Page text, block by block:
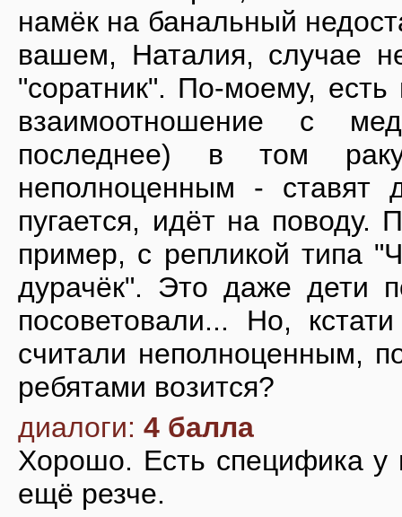
намёк на банальный
вашем, Наталия, случае
"соратник". По-моему,
взаимоотношение с
последнее) в том
неполноценным - ставят
пугается, идёт на поводу.
пример, с репликой типа
дурачёк". Это даже дети
посоветовали... Но,
считали неполноценным,
ребятами возится?
диалоги: 4 балла
Хорошо. Есть специфика
ещё резче.